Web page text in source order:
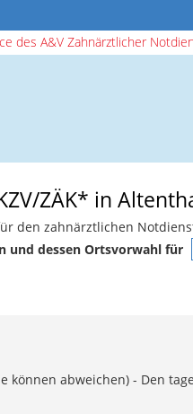
des A&V Zahnärztlicher
ZÄK* in
den zahnärztlichen
und dessen Ortsvorwahl für
abweichen) - Den